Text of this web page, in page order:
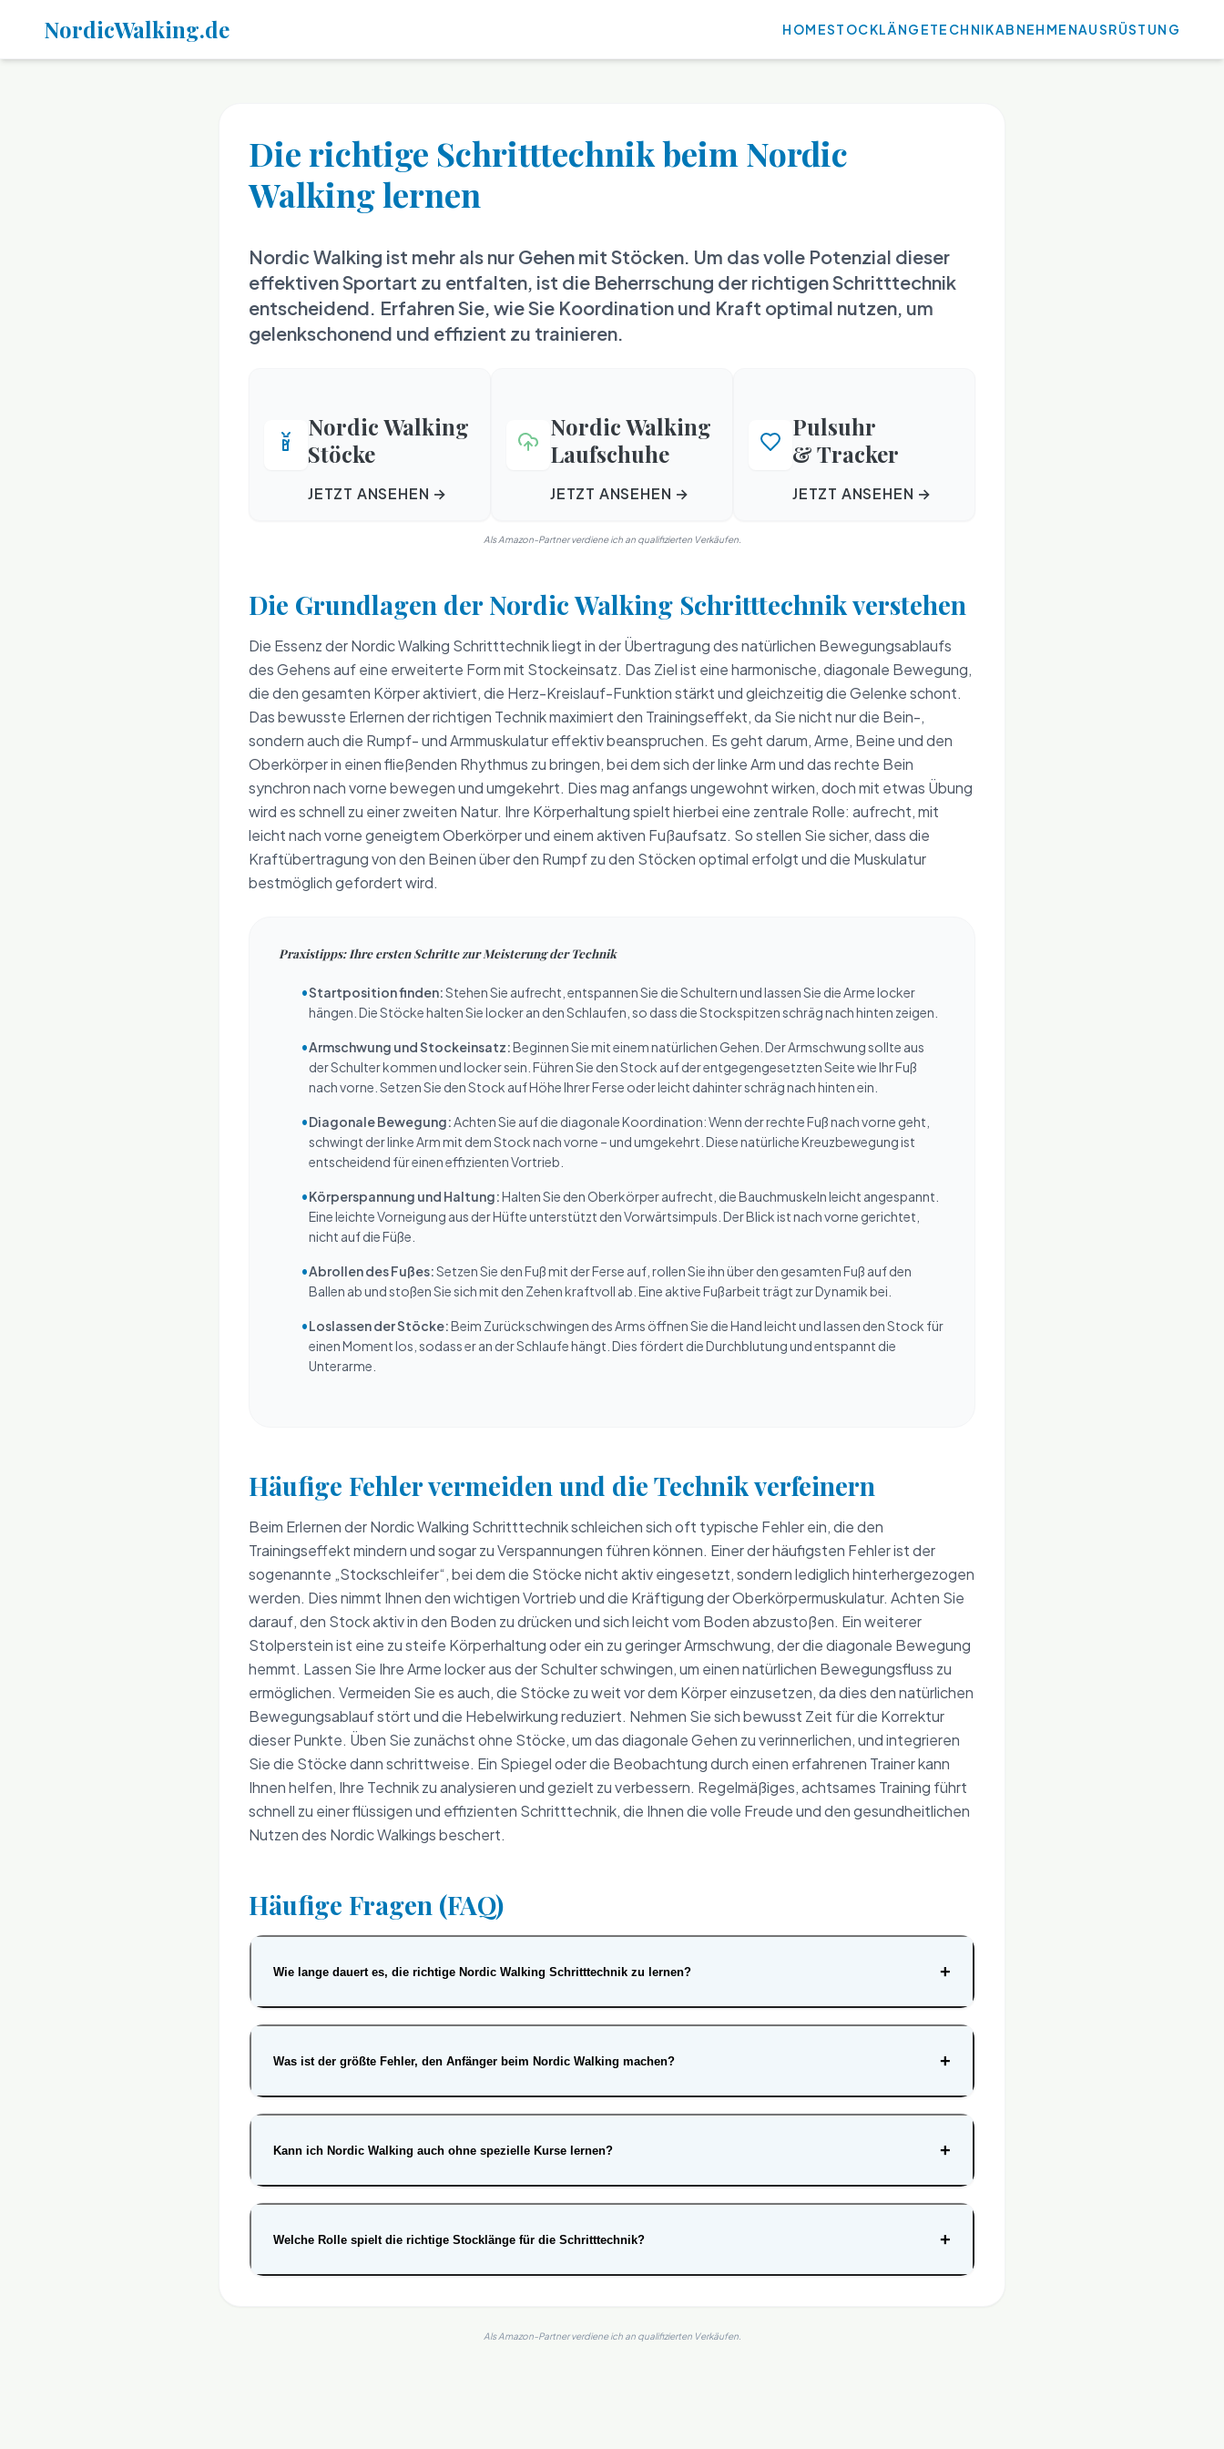
NordicWalking.de HOMESTOCKLÄNGETECHNIKABNEHMENAUSRÜSTUNG
Die richtige Schritttechnik beim Nordic
Walking lernen
Nordic Walking ist mehr als nur Gehen mit Stöcken. Um das volle Potenzial dieser
effektiven Sportart zu entfalten, ist die Beherrschung der richtigen Schritttechnik
entscheidend. Erfahren Sie, wie Sie Koordination und Kraft optimal nutzen, um
gelenkschonend und effizient zu trainieren.
Nordic Walking
Stöcke
JETZT ANSEHEN →
Nordic Walking
Laufschuhe
JETZT ANSEHEN →
Pulsuhr
& Tracker
JETZT ANSEHEN →
Als Amazon-Partner verdiene ich an qualifizierten Verkäufen.
Die Grundlagen der Nordic Walking Schritttechnik verstehen
Die Essenz der Nordic Walking Schritttechnik liegt in der Übertragung des natürlichen Bewegungsablaufs
des Gehens auf eine erweiterte Form mit Stockeinsatz. Das Ziel ist eine harmonische, diagonale Bewegung,
die den gesamten Körper aktiviert, die Herz-Kreislauf-Funktion stärkt und gleichzeitig die Gelenke schont.
Das bewusste Erlernen der richtigen Technik maximiert den Trainingseffekt, da Sie nicht nur die Bein-,
sondern auch die Rumpf- und Armmuskulatur effektiv beanspruchen. Es geht darum, Arme, Beine und den
Oberkörper in einen fließenden Rhythmus zu bringen, bei dem sich der linke Arm und das rechte Bein
synchron nach vorne bewegen und umgekehrt. Dies mag anfangs ungewohnt wirken, doch mit etwas Übung
wird es schnell zu einer zweiten Natur. Ihre Körperhaltung spielt hierbei eine zentrale Rolle: aufrecht, mit
leicht nach vorne geneigtem Oberkörper und einem aktiven Fußaufsatz. So stellen Sie sicher, dass die
Kraftübertragung von den Beinen über den Rumpf zu den Stöcken optimal erfolgt und die Muskulatur
bestmöglich gefordert wird.
Praxistipps: Ihre ersten Schritte zur Meisterung der Technik
•Startposition finden:Stehen Sie aufrecht, entspannen Sie die Schultern und lassen Sie die Arme locker
hängen. Die Stöcke halten Sie locker an den Schlaufen, so dass die Stockspitzen schräg nach hinten zeigen.
•Armschwung und Stockeinsatz:Beginnen Sie mit einem natürlichen Gehen. Der Armschwung sollte aus
der Schulter kommen und locker sein. Führen Sie den Stock auf der entgegengesetzten Seite wie Ihr Fuß
nach vorne. Setzen Sie den Stock auf Höhe Ihrer Ferse oder leicht dahinter schräg nach hinten ein.
•Diagonale Bewegung:Achten Sie auf die diagonale Koordination: Wenn der rechte Fuß nach vorne geht,
schwingt der linke Arm mit dem Stock nach vorne – und umgekehrt. Diese natürliche Kreuzbewegung ist
entscheidend für einen effizienten Vortrieb.
•Körperspannung und Haltung:Halten Sie den Oberkörper aufrecht, die Bauchmuskeln leicht angespannt.
Eine leichte Vorneigung aus der Hüfte unterstützt den Vorwärtsimpuls. Der Blick ist nach vorne gerichtet,
nicht auf die Füße.
•Abrollen des Fußes:Setzen Sie den Fuß mit der Ferse auf, rollen Sie ihn über den gesamten Fuß auf den
Ballen ab und stoßen Sie sich mit den Zehen kraftvoll ab. Eine aktive Fußarbeit trägt zur Dynamik bei.
•Loslassen der Stöcke:Beim Zurückschwingen des Arms öffnen Sie die Hand leicht und lassen den Stock für
einen Moment los, sodass er an der Schlaufe hängt. Dies fördert die Durchblutung und entspannt die
Unterarme.
Häufige Fehler vermeiden und die Technik verfeinern
Beim Erlernen der Nordic Walking Schritttechnik schleichen sich oft typische Fehler ein, die den
Trainingseffekt mindern und sogar zu Verspannungen führen können. Einer der häufigsten Fehler ist der
sogenannte „Stockschleifer“, bei dem die Stöcke nicht aktiv eingesetzt, sondern lediglich hinterhergezogen
werden. Dies nimmt Ihnen den wichtigen Vortrieb und die Kräftigung der Oberkörpermuskulatur. Achten Sie
darauf, den Stock aktiv in den Boden zu drücken und sich leicht vom Boden abzustoßen. Ein weiterer
Stolperstein ist eine zu steife Körperhaltung oder ein zu geringer Armschwung, der die diagonale Bewegung
hemmt. Lassen Sie Ihre Arme locker aus der Schulter schwingen, um einen natürlichen Bewegungsfluss zu
ermöglichen. Vermeiden Sie es auch, die Stöcke zu weit vor dem Körper einzusetzen, da dies den natürlichen
Bewegungsablauf stört und die Hebelwirkung reduziert. Nehmen Sie sich bewusst Zeit für die Korrektur
dieser Punkte. Üben Sie zunächst ohne Stöcke, um das diagonale Gehen zu verinnerlichen, und integrieren
Sie die Stöcke dann schrittweise. Ein Spiegel oder die Beobachtung durch einen erfahrenen Trainer kann
Ihnen helfen, Ihre Technik zu analysieren und gezielt zu verbessern. Regelmäßiges, achtsames Training führt
schnell zu einer flüssigen und effizienten Schritttechnik, die Ihnen die volle Freude und den gesundheitlichen
Nutzen des Nordic Walkings beschert.
Häufige Fragen (FAQ)
Wie lange dauert es, die richtige Nordic Walking Schritttechnik zu lernen? +
Was ist der größte Fehler, den Anfänger beim Nordic Walking machen? +
Kann ich Nordic Walking auch ohne spezielle Kurse lernen? +
Welche Rolle spielt die richtige Stocklänge für die Schritttechnik? +
Als Amazon-Partner verdiene ich an qualifizierten Verkäufen.